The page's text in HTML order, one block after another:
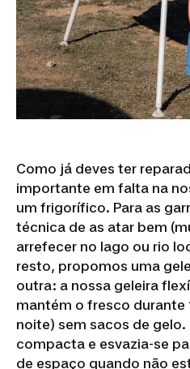
Como já deves ter
importante em falta na
um frigorífico. Para as
técnica de as atar bem
arrefecer no lago ou rio
resto, propomos uma
outra: a nossa geleira
mantém o fresco durante
noite) sem sacos de
compacta e esvazia-se
de espaço quando não